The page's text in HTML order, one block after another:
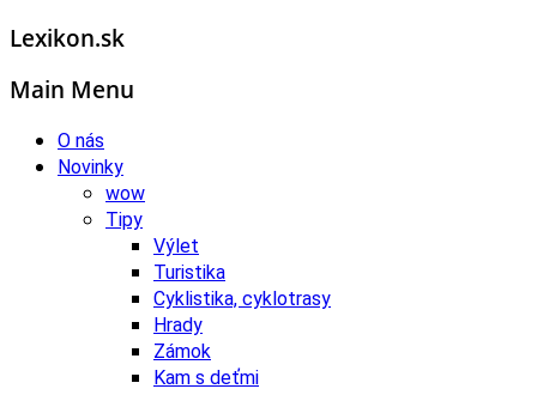
Lexikon.sk
Main Menu
O nás
Novinky
wow
Tipy
Výlet
Turistika
Cyklistika, cyklotrasy
Hrady
Zámok
Kam s deťmi